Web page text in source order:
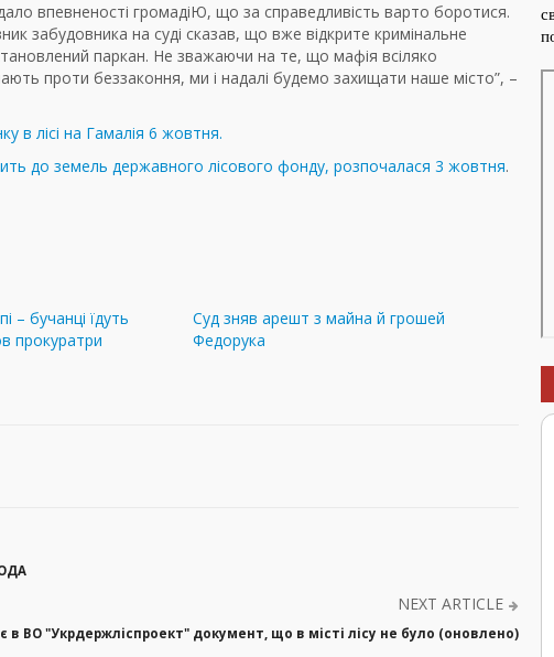
впевненості громадіЮ, що за справедливість варто боротися.
забудовника на суді сказав, що вже відкрите кримінальне
паркан. Не зважаючи на те, що мафія всіляко
проти беззаконня, ми і надалі будемо захищати наше місто”, –
в лісі на Гамалія 6 жовтня.
до земель державного лісового фонду, розпочалася 3 жовтня.
– бучанці їдуть
прокуратри
Суд зняв арешт з майна й грошей
Федорука
NEXT ARTICLE
в ВО "Укрдержліспроект" документ, що в місті лісу не було (оновлено)